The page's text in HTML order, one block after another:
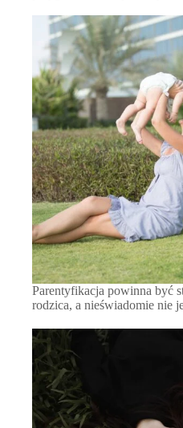
Parentyfikacja powinna być
rodzica, a nieświadomie nie